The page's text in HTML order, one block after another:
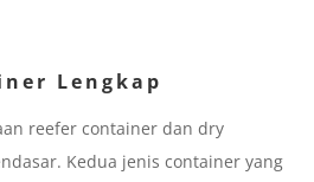
Lengkap
reefer container dan dry
Kedua jenis container yang